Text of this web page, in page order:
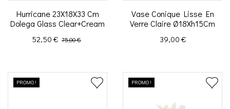
Hurricane 23X18X33 Cm
Dolega Glass Clear+Cream
Prix
52,50 € Prix de base
75,00 €
Vase Conique Lisse En
Verre Claire Ø18Xh15Cm
Prix
39,00 €
PROMO ! PROMO !